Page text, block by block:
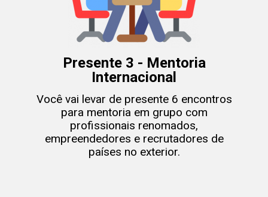
Presente 3 - Mentoria
Internacional
Você vai levar de presente 6 encontros
para mentoria em grupo com
profissionais renomados,
empreendedores e recrutadores de
países no exterior.